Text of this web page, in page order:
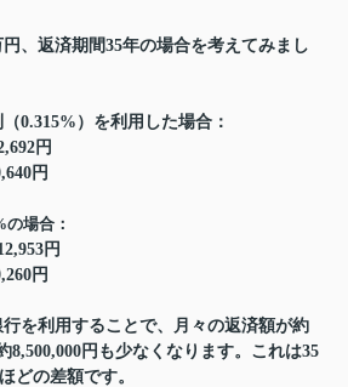
、返済期間35年の場合を考えてみまし
0.315%）を利用した場合：
円
円
場合：
円
円
を利用することで、月々の返済額が約
8,500,000円も少なくなります。これは35
どの差額です。